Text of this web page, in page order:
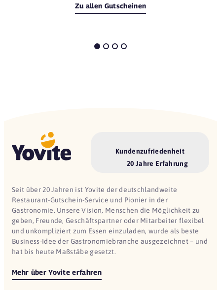
Zu allen Gutscheinen
Kundenzufriedenheit
20 Jahre Erfahrung
Seit über 20 Jahren ist Yovite der deutschlandweite
Restaurant-Gutschein-Service und Pionier in der
Gastronomie. Unsere Vision, Menschen die Möglichkeit zu
geben, Freunde, Geschäftspartner oder Mitarbeiter flexibel
und unkompliziert zum Essen einzuladen, wurde als beste
Business-Idee der Gastronomiebranche ausgezeichnet – und
hat bis heute Maßstäbe gesetzt.
Mehr über Yovite erfahren